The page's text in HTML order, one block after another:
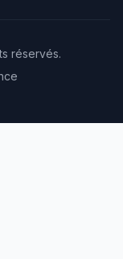
réservés.